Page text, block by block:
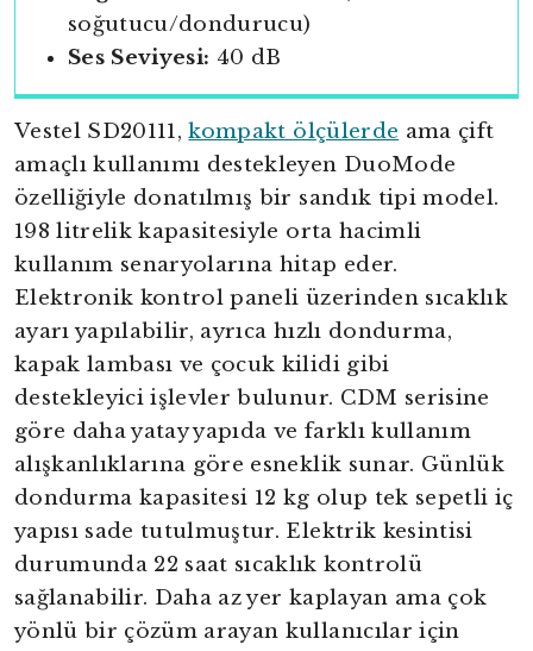
soğutucu/dondurucu)
Ses Seviyesi: 40 dB
Vestel SD20111,kompakt ölçülerde ama çift
amaçlı kullanımı destekleyen DuoMode
özelliğiyle donatılmış bir sandık tipi model.
198 litrelik kapasitesiyle orta hacimli
kullanım senaryolarına hitap eder.
Elektronik kontrol paneli üzerinden sıcaklık
ayarı yapılabilir, ayrıca hızlı dondurma,
kapak lambası ve çocuk kilidi gibi
destekleyici işlevler bulunur. CDM serisine
göre daha yatay yapıda ve farklı kullanım
alışkanlıklarına göre esneklik sunar. Günlük
dondurma kapasitesi 12 kg olup tek sepetli iç
yapısı sade tutulmuştur. Elektrik kesintisi
durumunda 22 saat sıcaklık kontrolü
sağlanabilir. Daha az yer kaplayan ama çok
yönlü bir çözüm arayan kullanıcılar için